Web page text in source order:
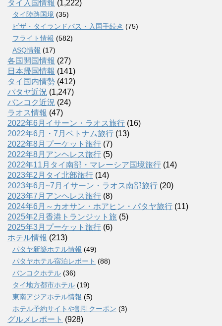
タイ入国情報 (1,222)
タイ陸路国境 (35)
ビザ・タイランドパス・入国手続き (75)
フライト情報 (582)
ASQ情報 (17)
各国開国情報 (27)
日本帰国情報 (141)
タイ国内情勢 (412)
パタヤ近況 (1,247)
バンコク近況 (24)
ラオス情報 (47)
2022年6月イサーン・ラオス旅行 (16)
2022年6月・7月ベトナム旅行 (13)
2022年8月プーケット旅行 (7)
2022年8月アンヘレス旅行 (5)
2022年11月タイ南部・マレーシア国境旅行 (14)
2023年2月タイ北部旅行 (14)
2023年6月~7月イサーン・ラオス南部旅行 (20)
2023年7月アンヘレス旅行 (8)
2024年6月～カオサン・ホアヒン・パタヤ旅行 (11)
2025年2月香港トランジット旅 (5)
2025年3月プーケット旅行 (6)
ホテル情報 (213)
パタヤ新築ホテル情報 (49)
パタヤホテル宿泊レポート (88)
バンコクホテル (36)
タイ地方都市ホテル (19)
東南アジアホテル情報 (5)
ホテル予約サイトや割引クーポン (3)
グルメレポート (928)